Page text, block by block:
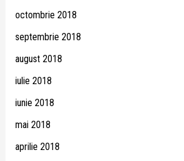
octombrie 2018
septembrie 2018
august 2018
iulie 2018
iunie 2018
mai 2018
aprilie 2018